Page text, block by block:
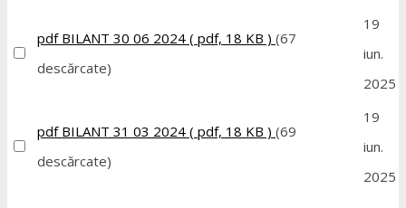
pdf BILANT 30 06 2024 ( pdf, 18 KB ) (67
descărcate)
19
iun.
2025
pdf BILANT 31 03 2024 ( pdf, 18 KB ) (69
descărcate)
19
iun.
2025